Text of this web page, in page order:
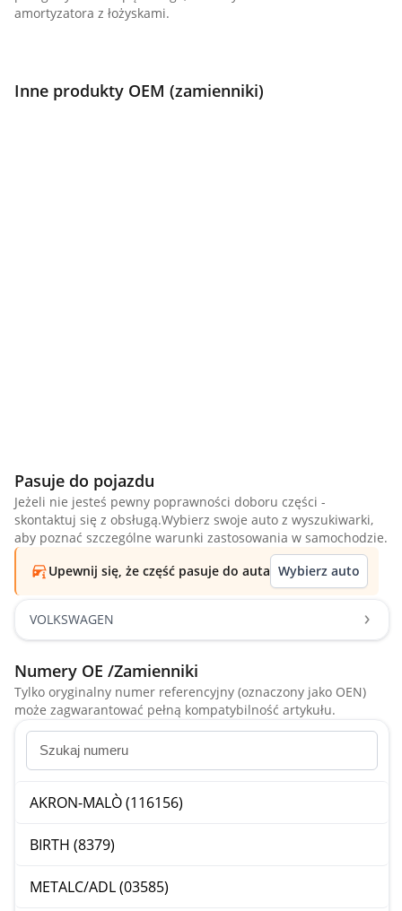
amortyzatora z łożyskami.
Inne produkty OEM (zamienniki)
Pasuje do pojazdu
Jeżeli nie jesteś pewny poprawności doboru części -
skontaktuj się z obsługą.Wybierz swoje auto z wyszukiwarki,
aby poznać szczególne warunki zastosowania w samochodzie.
Upewnij się, że część pasuje do auta Wybierz auto
VOLKSWAGEN
Numery OE /Zamienniki
Tylko oryginalny numer referencyjny (oznaczony jako OEN)
może zagwarantować pełną kompatybilność artykułu.
AKRON-MALÒ (116156)
BIRTH (8379)
METALC/ADL (03585)